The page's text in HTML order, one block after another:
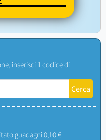
inserisci il codice di
guadagni 0,10 €